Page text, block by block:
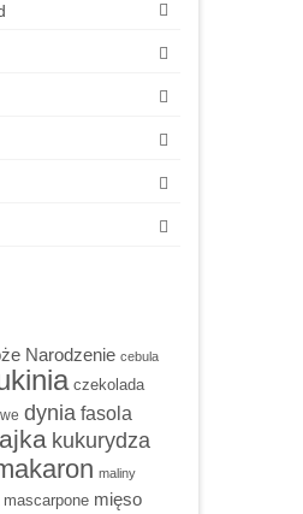
Narodzenie cebula
czekolada
dynia fasola
kukurydza
maliny
mascarpone mięso